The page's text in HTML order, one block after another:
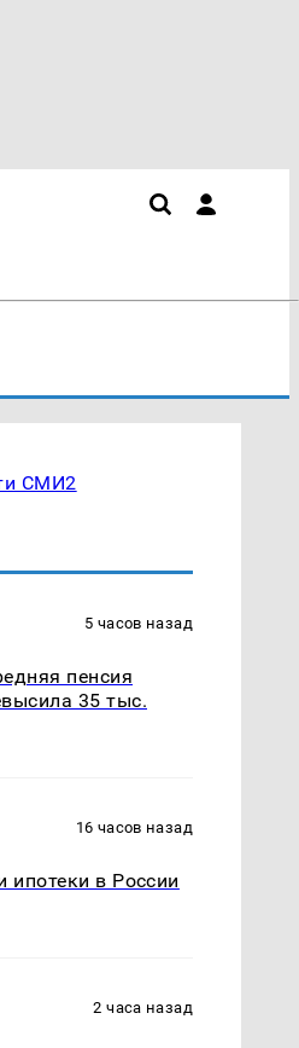
СМИ2
5 часов назад
пенсия
35 тыс.
16 часов назад
в России
2 часа назад